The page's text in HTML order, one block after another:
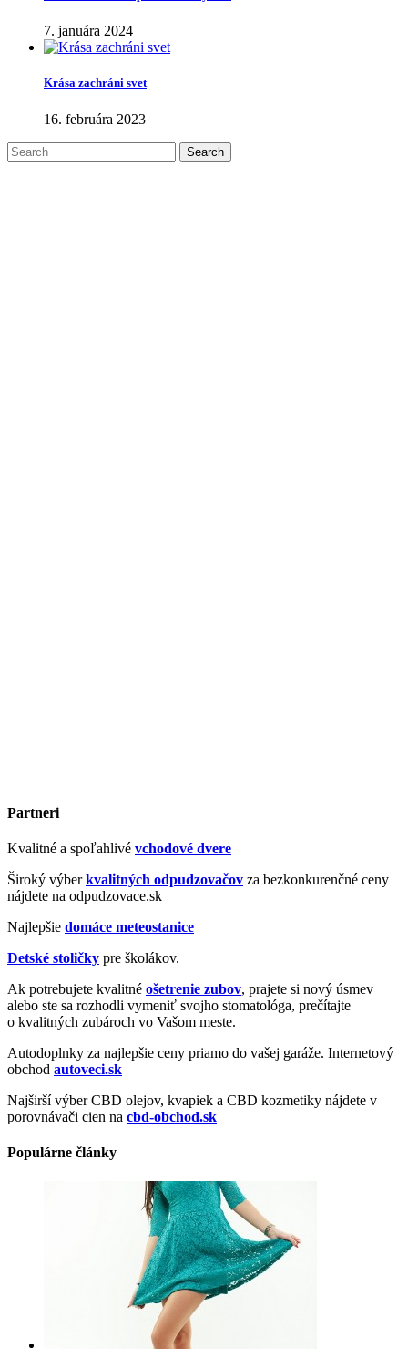
7. januára 2024
Krása zachráni svet
16. februára 2023
Partneri
Kvalitné a spoľahlivé vchodové dvere
Široký výberkvalitných odpudzovačov za bezkonkurenčné ceny
nájdete na odpudzovace.sk
Najlepšie domáce meteostanice
Detské stoličky pre školákov.
Ak potrebujete kvalitné ošetrenie zubov, prajete si nový úsmev
alebo ste sa rozhodli vymeniť svojho stomatológa, prečítajte
o kvalitných zubároch vo Vašom meste.
Autodoplnky za najlepšie ceny priamo do vašej garáže. Internetový
obchod autoveci.sk
Najširší výber CBD olejov, kvapiek a CBD kozmetiky nájdete v
porovnávači cien na cbd-obchod.sk
Populárne články